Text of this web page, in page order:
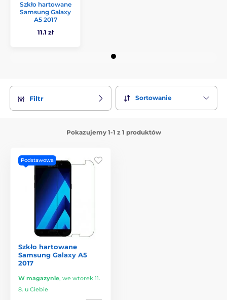
Szkło hartowane
Samsung Galaxy
A5 2017
11.1 zł
Filtr Sortowanie
Pokazujemy 1-1 z 1 produktów
Podstawowa
Szkło hartowane
Samsung Galaxy A5
2017
W magazynie, we wtorek 11.
8. u Ciebie